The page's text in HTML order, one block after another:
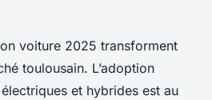
voiture 2025 transforment
toulousain. L’adoption
et hybrides est au